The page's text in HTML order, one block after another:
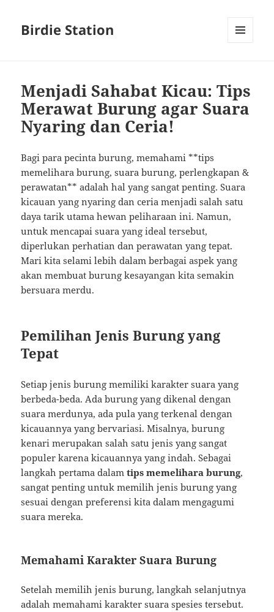
Birdie Station
Menjadi Sahabat Kicau: Tips
Merawat Burung agar Suara
Nyaring dan Ceria!
Bagi para pecinta burung, memahami **tips
memelihara burung, suara burung, perlengkapan &
perawatan** adalah hal yang sangat penting. Suara
kicauan yang nyaring dan ceria menjadi salah satu
daya tarik utama hewan peliharaan ini. Namun,
untuk mencapai suara yang ideal tersebut,
diperlukan perhatian dan perawatan yang tepat.
Mari kita selami lebih dalam berbagai aspek yang
akan membuat burung kesayangan kita semakin
bersuara merdu.
Pemilihan Jenis Burung yang
Tepat
Setiap jenis burung memiliki karakter suara yang
berbeda-beda. Ada burung yang dikenal dengan
suara merdunya, ada pula yang terkenal dengan
kicauannya yang bervariasi. Misalnya, burung
kenari merupakan salah satu jenis yang sangat
populer karena kicauannya yang indah. Sebagai
langkah pertama dalamtips memelihara burung,
sangat penting untuk memilih jenis burung yang
sesuai dengan preferensi kita dalam mengagumi
suara mereka.
Memahami Karakter Suara Burung
Setelah memilih jenis burung, langkah selanjutnya
adalah memahami karakter suara spesies tersebut.